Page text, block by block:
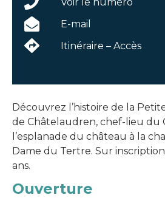
Découvrez l’histoire de la
de Châtelaudren, chef-lieu du
l’esplanade du château à la
Dame du Tertre. Sur
ans.
Ouverture
E-mail
Itinéraire – Accès